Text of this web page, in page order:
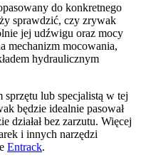
do konkretnego
sprawdzić, czy zrywak
jej udźwigu oraz mocy
mechanizm mocowania,
hydraulicznym
sprzętu lub specjalistą w tej
będzie idealnie pasował
działał bez zarzutu. Więcej
i innych narzędzi
Entrack.